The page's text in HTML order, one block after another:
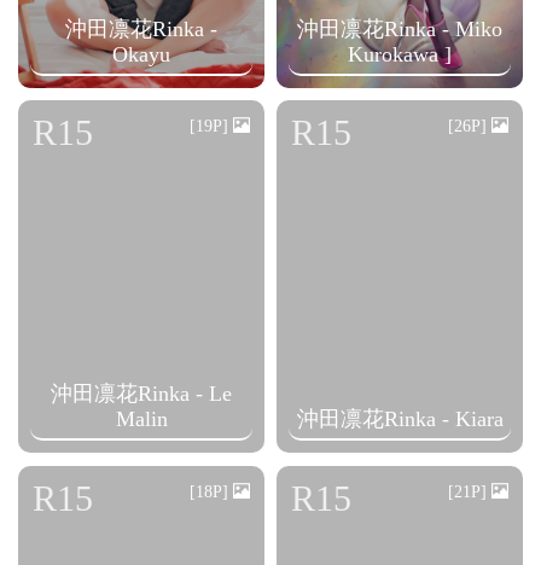
沖田凛花Rinka -
Okayu
沖田凛花Rinka - Miko
Kurokawa ]
沖田凛花Rinka - Le
Malin
R15 [19P]
沖田凛花Rinka - Kiara
R15 [26P]
R15 [18P] R15 [21P]